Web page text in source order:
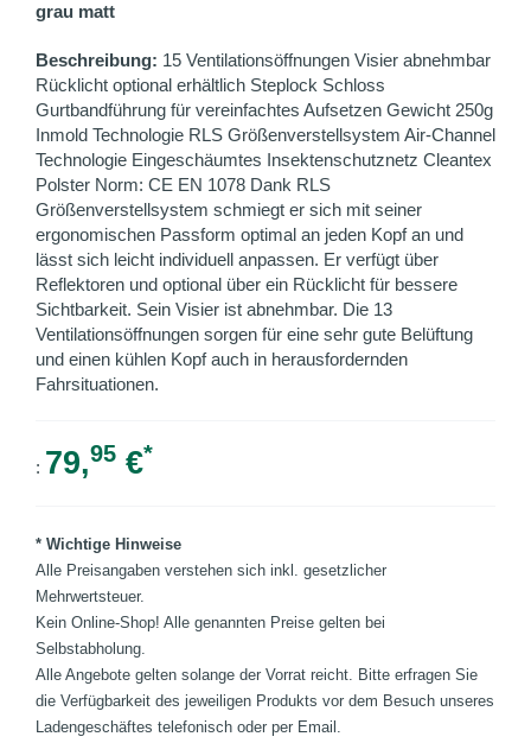
grau matt
Beschreibung: 15 Ventilationsöffnungen Visier abnehmbar
Rücklicht optional erhältlich Steplock Schloss
Gurtbandführung für vereinfachtes Aufsetzen Gewicht 250g
Inmold Technologie RLS Größenverstellsystem Air-Channel
Technologie Eingeschäumtes Insektenschutznetz Cleantex
Polster Norm: CE EN 1078 Dank RLS
Größenverstellsystem schmiegt er sich mit seiner
ergonomischen Passform optimal an jeden Kopf an und
lässt sich leicht individuell anpassen. Er verfügt über
Reflektoren und optional über ein Rücklicht für bessere
Sichtbarkeit. Sein Visier ist abnehmbar. Die 13
Ventilationsöffnungen sorgen für eine sehr gute Belüftung
und einen kühlen Kopf auch in herausfordernden
Fahrsituationen.
: 79,95 €*
* Wichtige Hinweise
Alle Preisangaben verstehen sich inkl. gesetzlicher
Mehrwertsteuer.
Kein Online-Shop! Alle genannten Preise gelten bei
Selbstabholung.
Alle Angebote gelten solange der Vorrat reicht. Bitte erfragen Sie
die Verfügbarkeit des jeweiligen Produkts vor dem Besuch unseres
Ladengeschäftes telefonisch oder per Email.